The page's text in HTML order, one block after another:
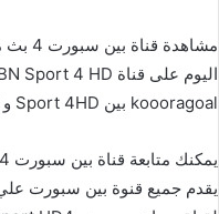
koooragoal بين Sport 4HD و Yalla Shoot.
يقدم جميع قنوة بين سبورت